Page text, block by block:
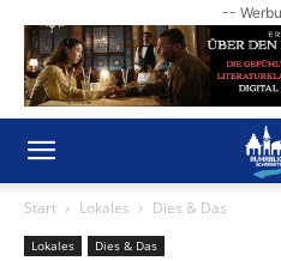
--
Start Lokales Dies & Das
Lokales Dies & Das